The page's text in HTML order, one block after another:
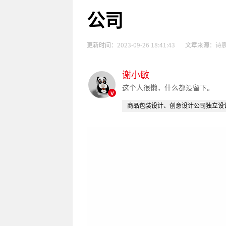
公司
更新时间： 2023-09-26 18:41:43 文章来源：诗
v
谢小敏
这个人很懒，什么都没留下。
商品包装设计、创意设计公司独立设